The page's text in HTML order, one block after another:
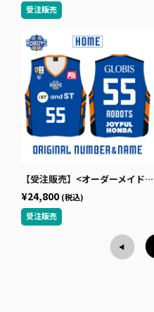
【受注販売】<オーダーメイド>2026-27シーズンオーセンティックユニフォーム（ホーム/ブルー）
¥24,800 (税込)